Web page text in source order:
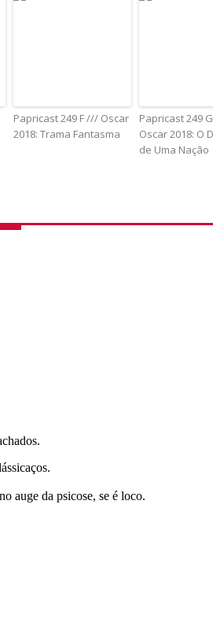
Papricast 249 F /// Oscar
2018: Trama Fantasma
Papricast 249
Oscar 2018: O
de Uma Nação